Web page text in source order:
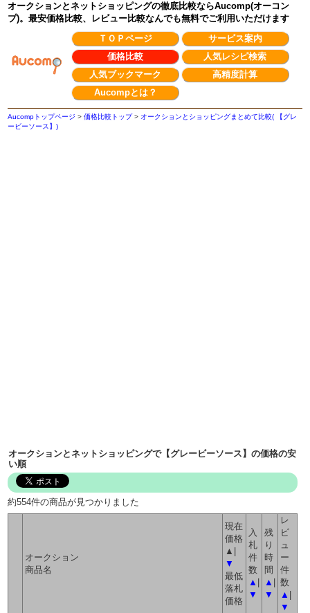
オークションとネットショッピングの徹底比較ならAucomp(オーコン
プ)。最安価格比較、レビュー比較なんでも無料でご利用いただけます
ＴＯＰページ
サービス案内
価格比較
人気レシピ検索
人気ブックマーク
高精度計算
Aucompとは？
Aucompトップページ >価格比較トップ> オークションとショッピングまとめて比較( 【グレ
ービーソース】)
オークションとネットショッピングで【グレービーソース】の価格の安
い順
約554件の商品が見つかりました
オークション
商品名
現在
価格
▲|
▼
最低
落札
価格
入
札
件
数
▲ |
▼
残
り
時
間
▲ |
▼
レ
ビ
ュ
ー
件
数
▲ |
▼